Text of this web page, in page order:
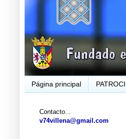
Página principal
Contacto...
v74villena@gmail.com